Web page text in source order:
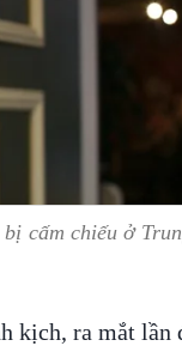
cấm chiếu ở
kịch, ra mắt lần